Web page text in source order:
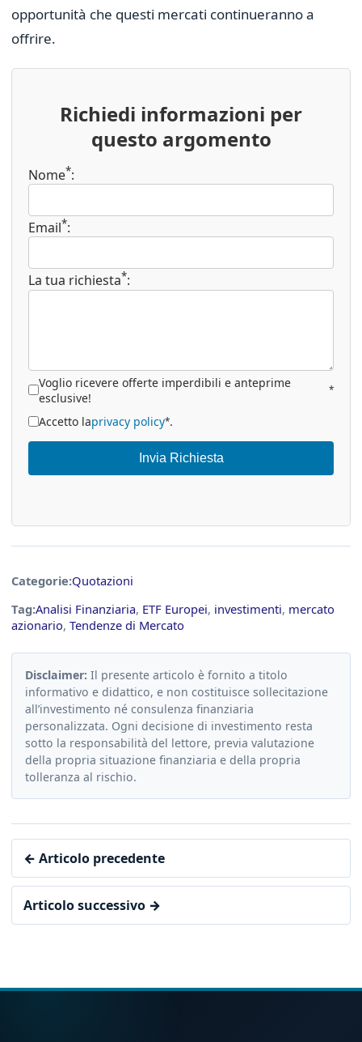
opportunità che questi mercati continueranno a
offrire.
Richiedi informazioni per
questo argomento
Nome*:
Email*:
La tua richiesta*:
Voglio ricevere offerte imperdibili e anteprime
esclusive!
*
Accetto laprivacy policy*.
Invia Richiesta
Categorie:Quotazioni
Tag:Analisi Finanziaria, ETF Europei, investimenti, mercato
azionario, Tendenze di Mercato
Disclaimer: Il presente articolo è fornito a titolo
informativo e didattico, e non costituisce sollecitazione
all’investimento né consulenza finanziaria
personalizzata. Ogni decisione di investimento resta
sotto la responsabilità del lettore, previa valutazione
della propria situazione finanziaria e della propria
tolleranza al rischio.
← Articolo precedente
Articolo successivo →